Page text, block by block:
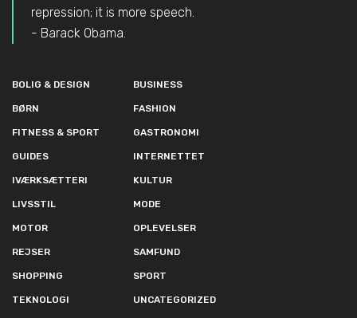
repression; it is more speech.
- Barack Obama.
BOLIG & DESIGN BUSINESS
BØRN FASHION
FITNESS & SPORT GASTRONOMI
GUIDES INTERNETTET
IVÆRKSÆTTERI KULTUR
LIVSSTIL MODE
MOTOR OPLEVELSER
REJSER SAMFUND
SHOPPING SPORT
TEKNOLOGI UNCATEGORIZED